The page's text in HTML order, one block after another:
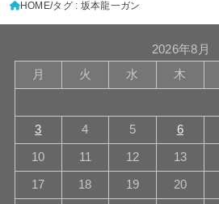
HOME タグ : 坂本龍一ガン
2026年8月
月
火 水 木
3 4 5 6
10 11 12 13
17 18 19 20